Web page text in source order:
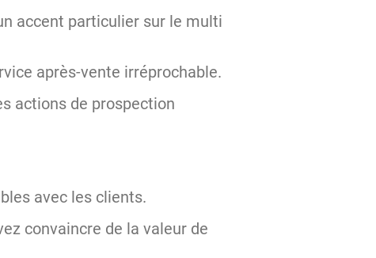
accent particulier sur le multi
après-vente irréprochable.
actions de prospection
avec les clients.
convaincre de la valeur de